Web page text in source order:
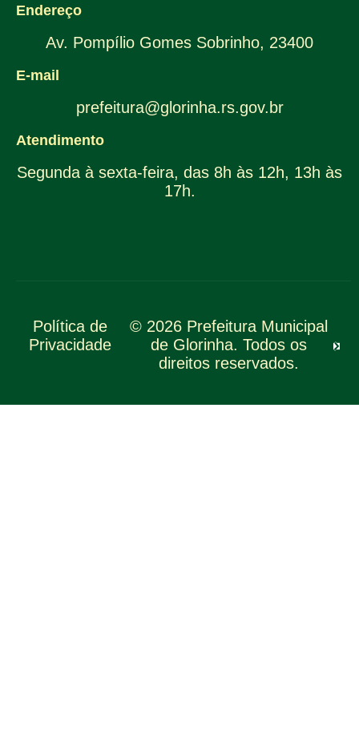
Endereço
Av. Pompílio Gomes Sobrinho, 23400
E-mail
prefeitura@glorinha.rs.gov.br
Atendimento
Segunda à sexta-feira, das 8h às 12h, 13h às
17h.
Política de
Privacidade
© 2026 Prefeitura Municipal
de Glorinha. Todos os
direitos reservados.